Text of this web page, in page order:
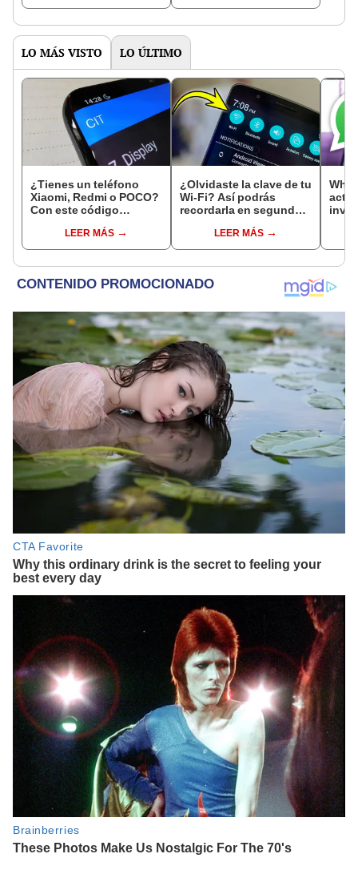
LO MÁS VISTO LO ÚLTIMO
¿Tienes un teléfono
Xiaomi, Redmi o POCO?
Con este código
pantalla funciona
correctamente
LEER MÁS
¿Olvidaste la clave de tu
Wi-Fi? Así podrás
recordarla en segundos
LEER MÁS